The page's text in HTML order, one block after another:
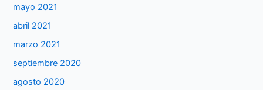
mayo 2021
abril 2021
marzo 2021
septiembre 2020
agosto 2020